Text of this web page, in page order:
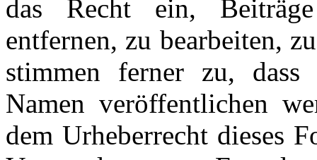
das Recht ein,
entfernen, zu bearbeiten,
stimmen ferner zu,
Namen veröffentlichen
dem Urheberrecht dieses